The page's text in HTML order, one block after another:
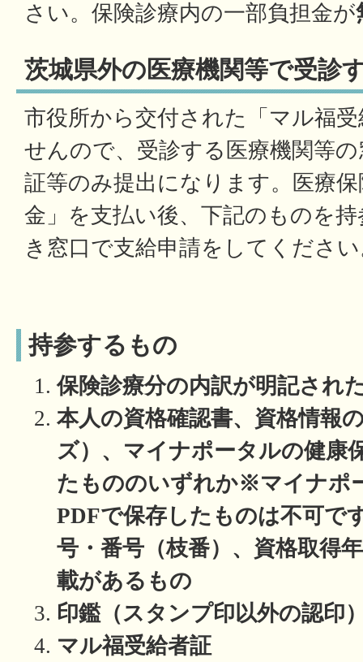
さい。保険診療内の一部負担金が
茨城県外の医療機関等で受診
市役所から交付された「マル福
せんので、受診する医療機関等
証等のみ提出になります。医療
金」を支払い後、下記のものを
き窓口で支給申請をしてくださ
持参するもの
保険診療分の内訳が明記され
本人の資格確認書、資格情報
ズ）、マイナポータルの健康
たもののいずれか※マイナポ
PDFで保存したものは不可で
号・番号（枝番）、資格取得
載があるもの
印鑑（スタンプ印以外の認印
マル福受給者証